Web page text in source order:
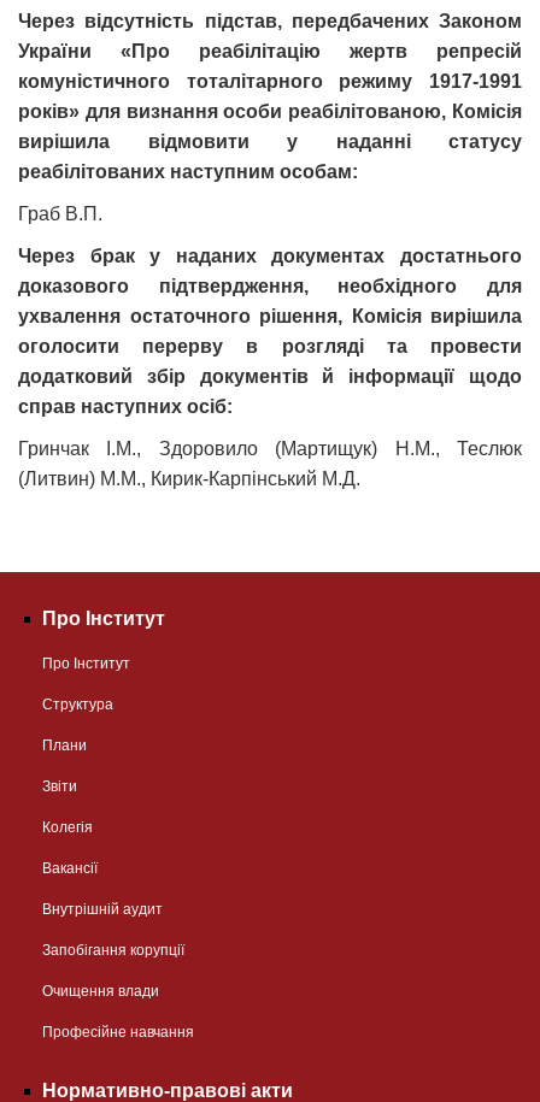
Через відсутність підстав, передбачених Законом
України «Про реабілітацію жертв репресій
комуністичного тоталітарного режиму 1917-1991
років» для визнання особи реабілітованою, Комісія
вирішила відмовити у наданні статусу
реабілітованих наступним особам:
Граб В.П.
Через брак у наданих документах достатнього
доказового підтвердження, необхідного для
ухвалення остаточного рішення, Комісія вирішила
оголосити перерву в розгляді та провести
додатковий збір документів й інформації щодо
справ наступних осіб:
Гринчак І.М., Здоровило (Мартищук) Н.М., Теслюк
(Литвин) М.М., Кирик-Карпінський М.Д.
Про Інститут
Про Інститут
Структура
Плани
Звіти
Колегія
Вакансії
Внутрішній аудит
Запобігання корупції
Очищення влади
Професійне навчання
Нормативно-правові акти